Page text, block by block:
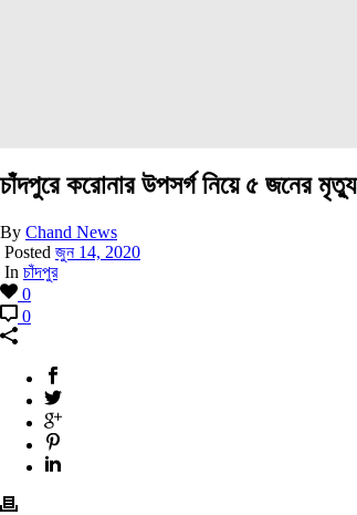
চাঁদপুরে করোনার উপসর্গ নিয়ে ৫ জনের মৃত্যু
By Chand News
Posted জুন 14, 2020
In চাঁদপুর
0
0